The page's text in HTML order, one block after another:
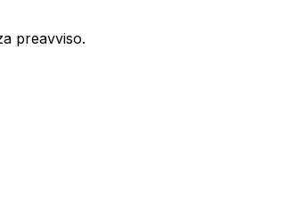
preavviso.